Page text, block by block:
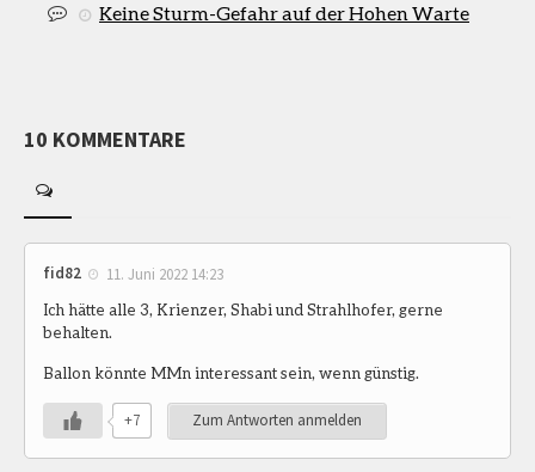
Keine Sturm-Gefahr auf der Hohen Warte
10 KOMMENTARE
fid82 11. Juni 2022 14:23
Ich hätte alle 3, Krienzer, Shabi und Strahlhofer, gerne
behalten.
Ballon könnte MMn interessant sein, wenn günstig.
+7 Zum Antworten anmelden